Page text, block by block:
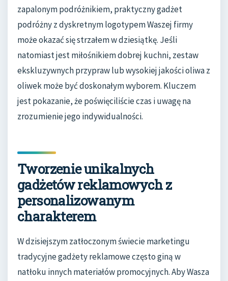
zapalonym podróżnikiem, praktyczny gadżet
podróżny z dyskretnym logotypem Waszej firmy
może okazać się strzałem w dziesiątkę. Jeśli
natomiast jest miłośnikiem dobrej kuchni, zestaw
ekskluzywnych przypraw lub wysokiej jakości oliwa z
oliwek może być doskonałym wyborem. Kluczem
jest pokazanie, że poświęciliście czas i uwagę na
zrozumienie jego indywidualności.
Tworzenie unikalnych
gadżetów reklamowych z
personalizowanym
charakterem
W dzisiejszym zatłoczonym świecie marketingu
tradycyjne gadżety reklamowe często giną w
natłoku innych materiałów promocyjnych. Aby Wasza